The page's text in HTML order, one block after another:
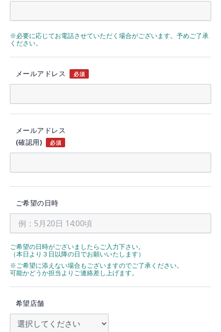
※必要に応じてお電話させていただく場合がございます。予めご了承
ください。
メールアドレス 必須
メールアドレス
(確認用)
必須
ご希望の日時
ご希望の日時がございましたらご入力下さい。
（本日より３日以降の日でお願いいたします）
※ご希望に添えない場合もございますのでご了承ください。
可能かどうか担当よりご連絡差し上げます。
希望店舗